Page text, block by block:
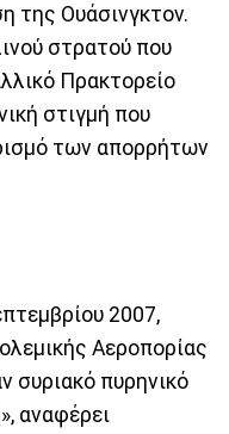
της Ουάσινγκτον.
στρατού που
Πρακτορείο
στιγμή που
των απορρήτων
2007,
Αεροπορίας
συριακό πυρηνικό
αναφέρει